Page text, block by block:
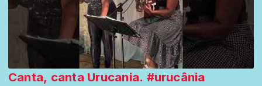
Canta, canta Urucania. #urucânia